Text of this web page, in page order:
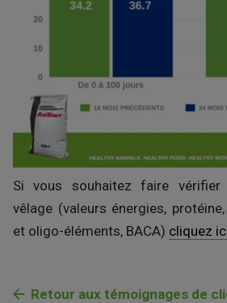
Si vous souhaitez faire
vêlage (valeurs énergies,
et oligo-éléments, BACA) cliquez
Retour aux témoignages de